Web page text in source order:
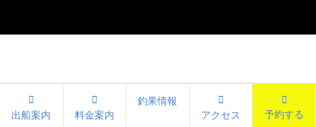
出船案内 料金案内
釣果情報
アクセス
予約する